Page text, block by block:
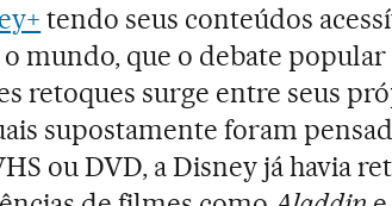
tendo seus conteúdos
mundo, que o debate popular
retoques surge entre seus
supostamente foram
ou DVD, a Disney já havia